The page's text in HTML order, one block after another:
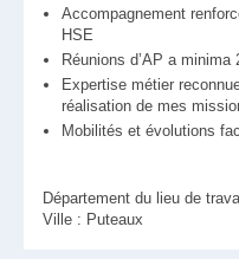
Accompagnement
HSE
Réunions d’AP a minima
Expertise métier
réalisation de mes
Mobilités et évolutions
Département du lieu de
Ville : Puteaux